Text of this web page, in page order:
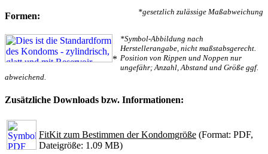
*gesetzlich zulässige Maßabweichung
Formen:
*
*Symbol-Abbildung nach
Herstellerangabe, nicht maßstabsgerecht.
Position von Rippen und Noppen nur
ungefähr; Anzahl, Abstand und Größe ggf.
abweichend.
Zusätzliche Downloads bzw. Informationen:
FitKit zum Bestimmen der Kondomgröße (Format: PDF,
Dateigröße: 1.09 MB)